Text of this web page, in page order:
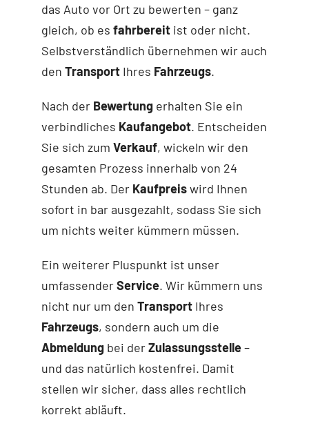
das Auto vor Ort zu bewerten – ganz
gleich, ob es fahrbereitist oder nicht.
Selbstverständlich übernehmen wir auch
den TransportIhres Fahrzeugs.
Nach der Bewertungerhalten Sie ein
verbindliches Kaufangebot. Entscheiden
Sie sich zum Verkauf, wickeln wir den
gesamten Prozess innerhalb von 24
Stunden ab. Der Kaufpreiswird Ihnen
sofort in bar ausgezahlt, sodass Sie sich
um nichts weiter kümmern müssen.
Ein weiterer Pluspunkt ist unser
umfassenderService. Wir kümmern uns
nicht nur um den TransportIhres
Fahrzeugs, sondern auch um die
Abmeldungbei derZulassungsstelle–
und das natürlich kostenfrei. Damit
stellen wir sicher, dass alles rechtlich
korrekt abläuft.